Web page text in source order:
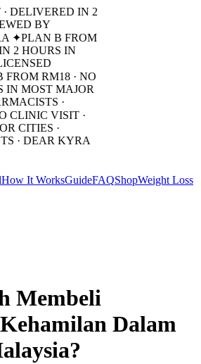
DELIVERED IN 2
BY
✦PLAN B FROM
2 HOURS IN
FROM RM18 · NO
IN MOST MAJOR
·
CLINIC VISIT ·
CITIES ·
· DEAR KYRA
How It WorksGuideFAQShopWeight Loss
Membeli
Dalam